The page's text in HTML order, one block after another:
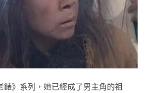
錶》系列，她已經成了男主角的祖